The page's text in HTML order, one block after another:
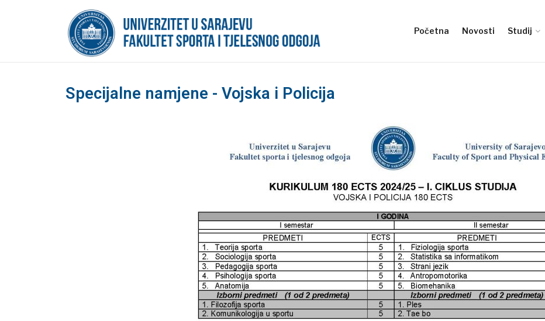
Početna Novosti Studij
Specijalne namjene - Vojska i Policija